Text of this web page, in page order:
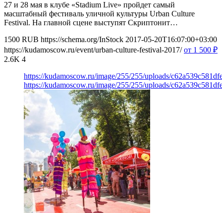
27 и 28 мая в клубе «Stadium Live» пройдет самый
масштабный фестиваль уличной культуры Urban Culture
Festival. На главной сцене выступят Скриптонит…
1500 RUB https://schema.org/InStock 2017-05-20T16:07:00+03:00
https://kudamoscow.ru/event/urban-culture-festival-2017/ от 1 500 ₽
2.6K 4
https://kudamoscow.ru/image/255/255/uploads/
https://kudamoscow.ru/image/255/255/uploads/